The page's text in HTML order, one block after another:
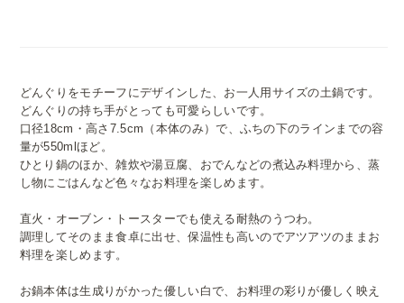
どんぐりをモチーフにデザインした、お一人用サイズの土鍋です。
どんぐりの持ち手がとっても可愛らしいです。
口径18cm・高さ7.5cm（本体のみ）で、ふちの下のラインまでの容
量が550mlほど。
ひとり鍋のほか、雑炊や湯豆腐、おでんなどの煮込み料理から、蒸
し物にごはんなど色々なお料理を楽しめます。
直火・オーブン・トースターでも使える耐熱のうつわ。
調理してそのまま食卓に出せ、保温性も高いのでアツアツのままお
料理を楽しめます。
お鍋本体は生成りがかった優しい白で、お料理の彩りが優しく映え